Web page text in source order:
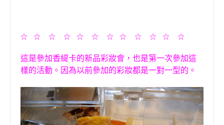
☆ ☆ ☆ ☆ ☆ ☆ ☆ ☆ ☆ ☆ ☆ ☆
這是參加香緹卡的新品彩妝會，也是第一次參加這
樣的活動。因為以前參加的彩妝都是一對一型的。